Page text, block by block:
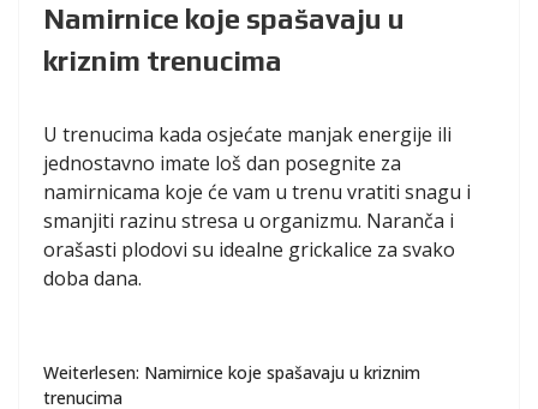
Namirnice koje spašavaju u
kriznim trenucima
U trenucima kada osjećate manjak energije ili
jednostavno imate loš dan posegnite za
namirnicama koje će vam u trenu vratiti snagu i
smanjiti razinu stresa u organizmu. Naranča i
orašasti plodovi su idealne grickalice za svako
doba dana.
Weiterlesen: Namirnice koje spašavaju u kriznim
trenucima